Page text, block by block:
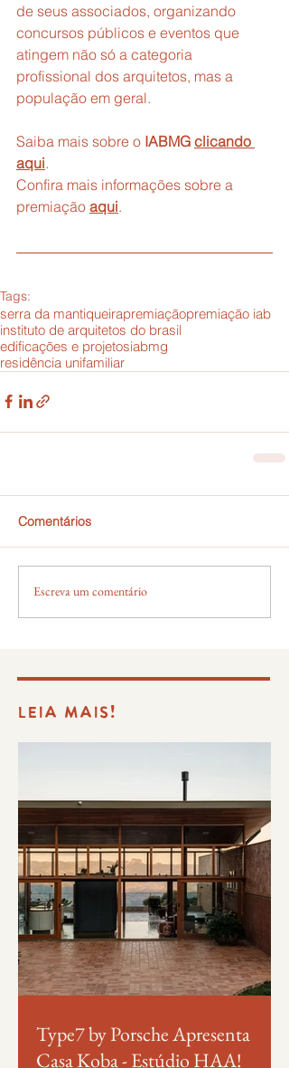
de seus associados, organizando
concursos públicos e eventos que
atingem não só a categoria
profissional dos arquitetos, mas a
população em geral.
Saiba mais sobre o IABMG clicando
aqui.
Confira mais informações sobre a
premiação aqui.
Tags:
serra da mantiqueirapremiaçãopremiação iab
instituto de arquitetos do brasil
edificações e projetosiabmg
residência unifamiliar
Comentários
Escreva um comentário
LEIA MAIS!
Type7 by Porsche Apresenta
Casa Koba - Estúdio HAA!